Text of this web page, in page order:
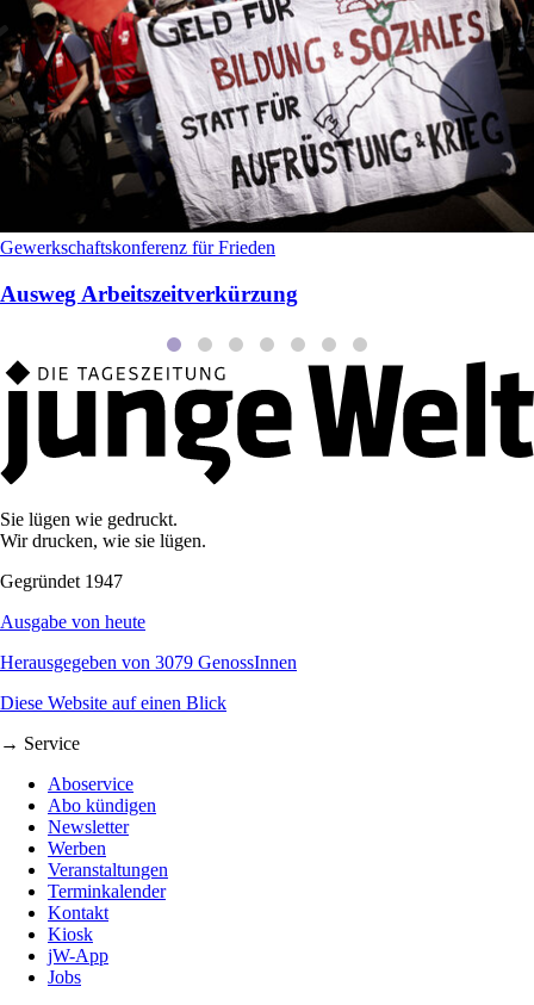
Gewerkschaftskonferenz für Frieden
Ausweg Arbeitszeitverkürzung
Sie lügen wie gedruckt.
Wir drucken, wie sie lügen.
Gegründet 1947
Ausgabe von heute
Herausgegeben von 3079 GenossInnen
Diese Website auf einen Blick
→ Service
Aboservice
Abo kündigen
Newsletter
Werben
Veranstaltungen
Terminkalender
Kontakt
Kiosk
jW-App
Jobs